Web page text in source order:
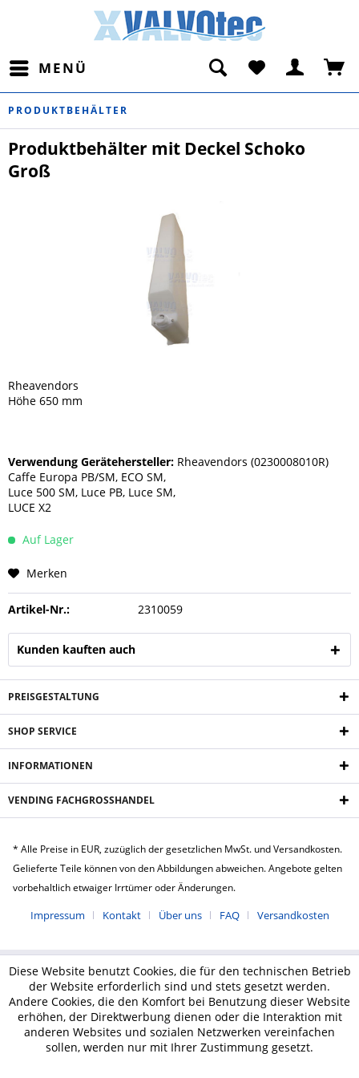
MENÜ
PRODUKTBEHÄLTER
Produktbehälter mit Deckel Schoko
Groß
Rheavendors
Höhe 650 mm
Verwendung Gerätehersteller: Rheavendors (0230008010R)
Caffe Europa PB/SM, ECO SM,
Luce 500 SM, Luce PB, Luce SM,
LUCE X2
Auf Lager
Merken
Artikel-Nr.: 2310059
Kunden kauften auch
PREISGESTALTUNG
SHOP SERVICE
INFORMATIONEN
VENDING FACHGROSSHANDEL
* Alle Preise in EUR, zuzüglich der gesetzlichen MwSt. und Versandkosten.
Gelieferte Teile können von den Abbildungen abweichen. Angebote gelten
vorbehaltlich etwaiger Irrtümer oder Änderungen.
Impressum Kontakt Über uns FAQ Versandkosten
Diese Website benutzt Cookies, die für den technischen Betrieb
der Website erforderlich sind und stets gesetzt werden.
Andere Cookies, die den Komfort bei Benutzung dieser Website
erhöhen, der Direktwerbung dienen oder die Interaktion mit
anderen Websites und sozialen Netzwerken vereinfachen
sollen, werden nur mit Ihrer Zustimmung gesetzt.